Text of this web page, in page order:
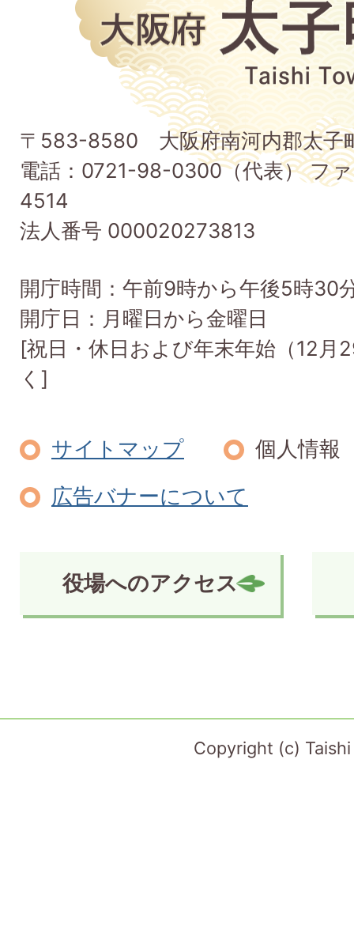
町
Taishi
Town
〒583-8580 大阪府南河内郡太子
電話：0721-98-0300（代表） フ
4514
法人番号 000020273813
開庁時間：午前9時から午後5時30
開庁日：月曜日から金曜日
[祝日・休日および年末年始（12月
く]
サイトマップ
個人情報
広告バナーについて
役場へのアクセス
Copyright (c)